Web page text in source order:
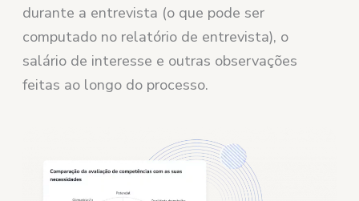
durante a entrevista (o que pode ser
computado no relatório de entrevista), o
salário de interesse ​​e outras observações
feitas ao longo do processo.